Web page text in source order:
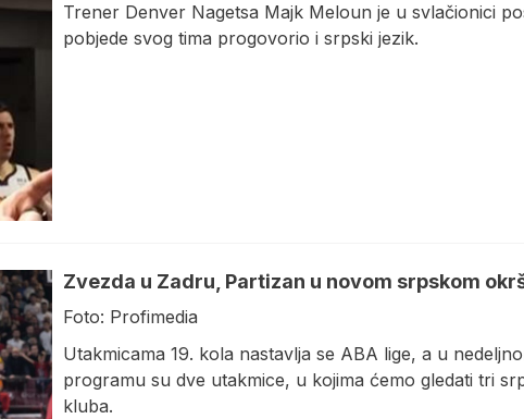
Trener Denver Nagetsa Majk Meloun je u svlačionici
pobjede svog tima progovorio i srpski jezik.
Zvezda u Zadru, Partizan u novom srpskom
Foto: Profimedia
Utakmicama 19. kola nastavlja se ABA lige, a u
programu su dve utakmice, u kojima ćemo gledati tri
kluba.